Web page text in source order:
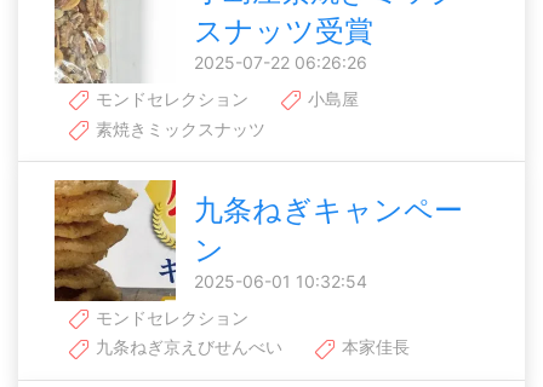
スナッツ受賞
2025-07-22 06:26:26
モンドセレクション
小島屋
素焼きミックスナッツ
九条ねぎキャンペー
ン
2025-06-01 10:32:54
モンドセレクション
九条ねぎ京えびせんべい
本家佳長